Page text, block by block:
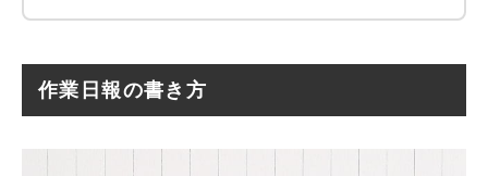
作業日報の書き方